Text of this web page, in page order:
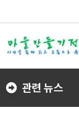
관련 뉴스